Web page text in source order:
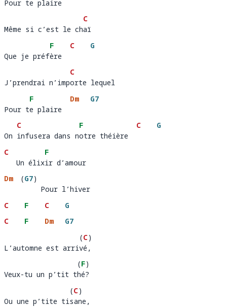
Pour te plaire
Pour te plaire
Même si c’est le ch
C
aï
Même si c’est le chaï
Que je préf
F
ère
C
G
Que je préfère
J’prendrai n’imp
C
orte lequel
J’prendrai n’importe lequel
Pour t
F
e plaire
Dm
G7
Pour te plaire
On
C
infusera dans n
F
otre théière
C
G
On infusera dans notre théière
C
   Un élix
F
ir d’amour
   Un élixir d’amour
Dm
(G7)
         Pour l’hiver
C
F C
G
C
F Dm G7
L’automne est arri
(C)
é,
L’automne est arrivé,
Veux-tu un p’tit t
(F)
é?
Veux-tu un p’tit thé?
Ou une p’tite ti
(C)
ane,
Ou une p’tite tisane,